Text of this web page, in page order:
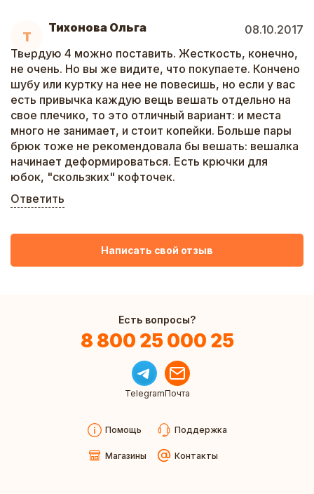
Т
Тихонова Ольга
08.10.2017
Твердую 4 можно поставить. Жесткость, конечно,
не очень. Но вы же видите, что покупаете. Кончено
шубу или куртку на нее не повесишь, но если у вас
есть привычка каждую вещь вешать отдельно на
свое плечико, то это отличный вариант: и места
много не занимает, и стоит копейки. Больше пары
брюк тоже не рекомендовала бы вешать: вешалка
начинает деформироваться. Есть крючки для
юбок, "скользких" кофточек.
Ответить
Написать свой отзыв
Есть вопросы?
8 800 25 000 25
TelegramПочта
Помощь Поддержка
Магазины Контакты